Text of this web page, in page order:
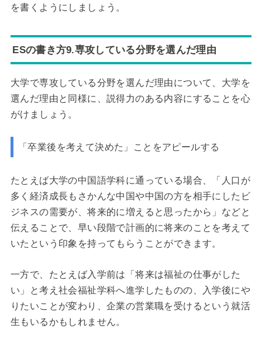
を書くようにしましょう。
ESの書き方9.専攻している分野を選んだ理由
大学で専攻している分野を選んだ理由について、大学を
選んだ理由と同様に、説得力のある内容にすることを心
がけましょう。
「卒業後を考えて決めた」ことをアピールする
たとえば大学の中国語学科に通っている場合、「人口が
多く経済成長もさかんな中国や中国の方を相手にしたビ
ジネスの需要が、将来的に増えると思ったから」などと
伝えることで、早い段階で計画的に将来のことを考えて
いたという印象を持ってもらうことができます。
一方で、たとえば入学前は「将来は福祉の仕事がした
い」と考え社会福祉学科へ進学したものの、入学後にや
りたいことが変わり、企業の営業職を受けるという就活
生もいるかもしれません。